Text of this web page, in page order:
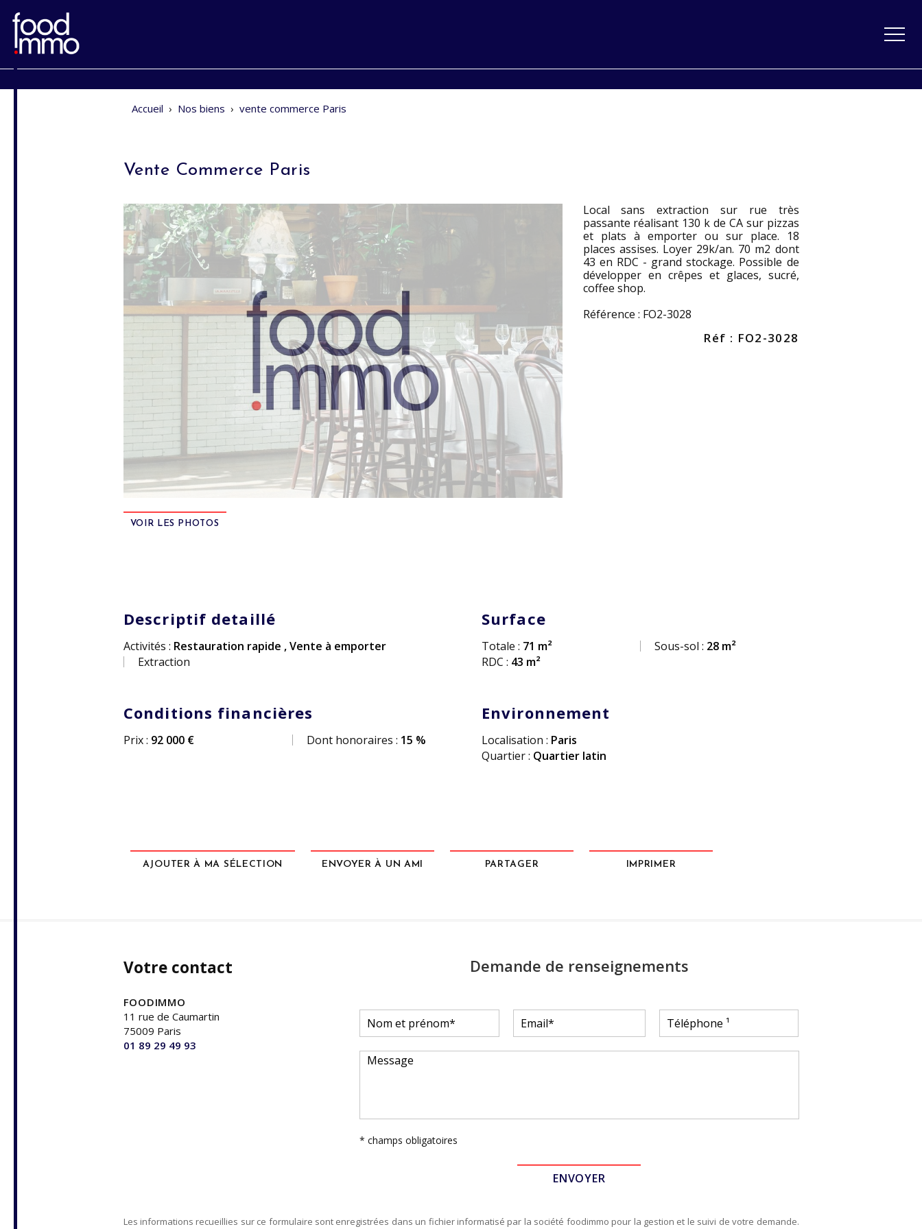
Accueil › Nos biens › vente commerce Paris
Vente Commerce Paris
VOIR LES PHOTOS
Local sans extraction sur rue très
passante réalisant 130 k de CA sur pizzas
et plats à emporter ou sur place. 18
places assises. Loyer 29k/an. 70 m2 dont
43 en RDC - grand stockage. Possible de
développer en crêpes et glaces, sucré,
coffee shop.
Référence : FO2-3028
Réf : FO2-3028
Descriptif detaillé
Activités : Restauration rapide ,Vente à emporter
Extraction
Surface
Totale : 71 m²
RDC : 43 m²
Sous-sol : 28 m²
Conditions financières
Prix : 92 000 € Dont honoraires : 15 %
Environnement
Localisation : Paris
Quartier : Quartier latin
AJOUTER À MA SÉLECTION ENVOYER À UN AMI PARTAGER IMPRIMER
Votre contact
FOODIMMO
11 rue de Caumartin
75009 Paris
01 89 29 49 93
Demande de renseignements
* champs obligatoires
Les informations recueillies sur ce formulaire sont enregistrées dans un fichier informatisé par la société foodimmo pour la gestion et le suivi de votre demande.